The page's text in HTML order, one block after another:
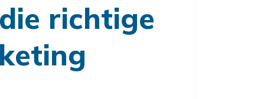
richtige